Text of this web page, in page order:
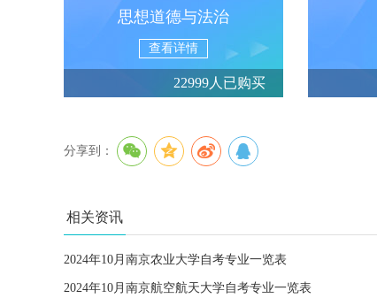
思想道德与法治
查看详情
22999人已购买
分享到：
相关资讯
2024年10月南京农业大学自考专业一览表
2024年10月南京航空航天大学自考专业一览表